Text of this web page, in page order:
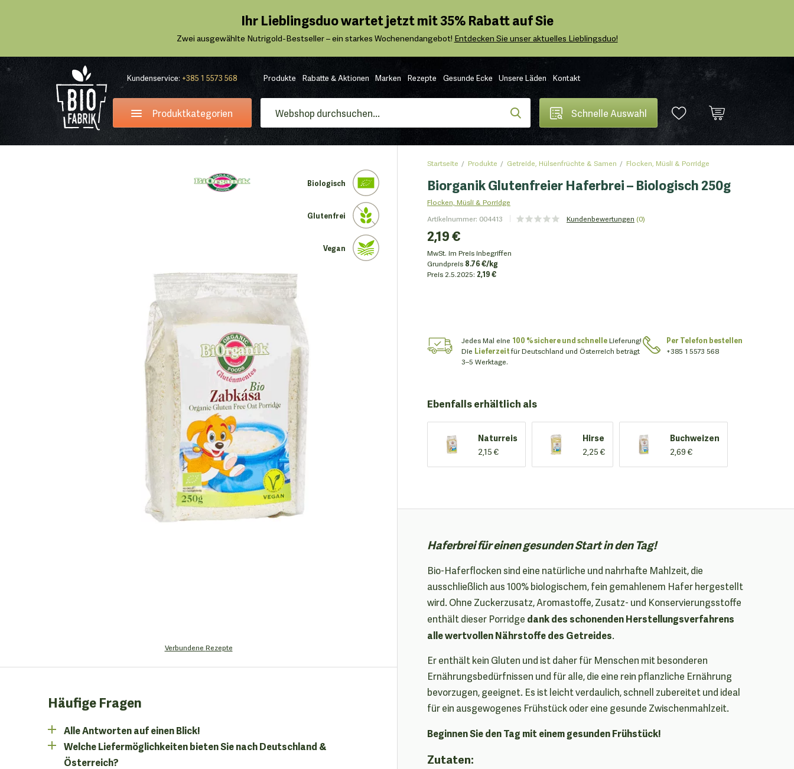
Ihr Lieblingsduo wartet jetzt mit 35% Rabatt auf Sie
Zwei ausgewählte Nutrigold-Bestseller – ein starkes Wochenendangebot! Entdecken Sie unser aktuelles Lieblingsduo!
Kundenservice: +385 1 5573 568
Produktkategorien
Produkte Rabatte & Aktionen Marken Rezepte Gesunde Ecke Unsere Läden Kontakt
Schnelle Auswahl
Biologisch
Glutenfrei
Vegan
Verbundene Rezepte
Häufige Fragen
Alle Antworten auf einen Blick!
Welche Liefermöglichkeiten bieten Sie nach Deutschland &
Österreich?
Startseite Produkte Getreide, Hülsenfrüchte & Samen Flocken, Müsli & Porridge
Biorganik Glutenfreier Haferbrei – Biologisch 250g
Flocken, Müsli & Porridge
Artikelnummer: 004413 Kundenbewertungen (0)
2,19 €
MwSt. im Preis inbegriffen
Grundpreis 8.76 €/kg
Preis 2.5.2025: 2,19 €
Jedes Mal eine 100 % sichere und schnelleLieferung!
Die Lieferzeitfür Deutschland und Österreich beträgt
3–5 Werktage.
Per Telefon bestellen
+385 1 5573 568
Ebenfalls erhältlich als
Naturreis
2,15 €
Hirse
2,25 €
Buchweizen
2,69 €
Haferbrei für einen gesunden Start in den Tag!
Bio-Haferflocken sind eine natürliche und nahrhafte Mahlzeit, die
ausschließlich aus 100% biologischem, fein gemahlenem Hafer hergestellt
wird. Ohne Zuckerzusatz, Aromastoffe, Zusatz- und Konservierungsstoffe
enthält dieser Porridge dank des schonenden Herstellungsverfahrens
alle wertvollen Nährstoffe des Getreides.
Er enthält kein Gluten und ist daher für Menschen mit besonderen
Ernährungsbedürfnissen und für alle, die eine rein pflanzliche Ernährung
bevorzugen, geeignet. Es ist leicht verdaulich, schnell zubereitet und ideal
für ein ausgewogenes Frühstück oder eine gesunde Zwischenmahlzeit.
Beginnen Sie den Tag mit einem gesunden Frühstück!
Zutaten: